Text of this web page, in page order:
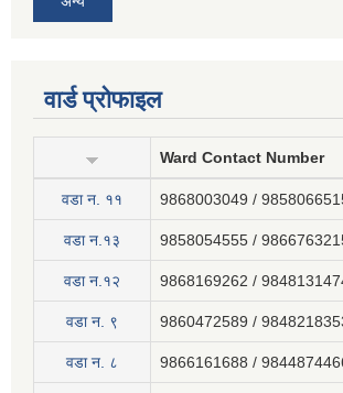
वार्ड प्रोफाइल
Ward Contact Number
वडा न‍. ११ 9868003049 /
वडा न.१३ 9858054555 /
वडा न.१२ 9868169262 /
वडा न. ९ 9860472589 /
वडा न. ८ 9866161688 /